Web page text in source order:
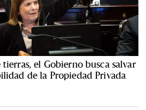
el Gobierno busca salvar
de la Propiedad Privada